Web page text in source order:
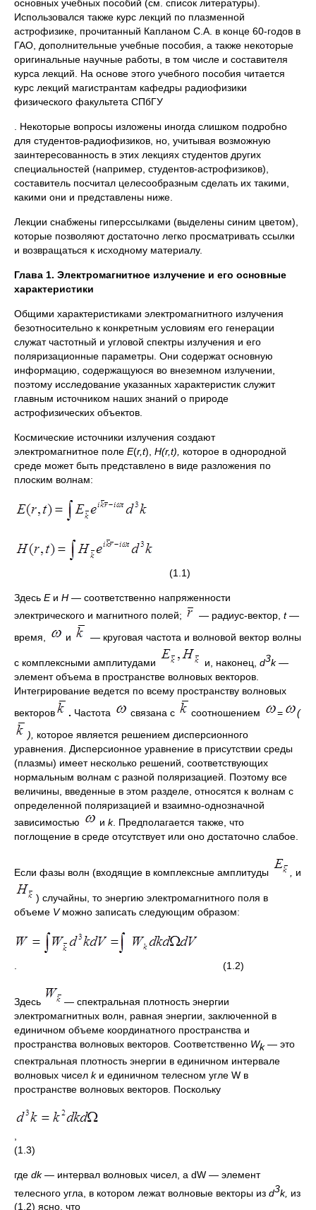
основных учебных пособий (см. список литературы).
Использовался также курс лекций по плазменной
астрофизике, прочитанный Капланом С.А. в конце 60-годов в
ГАО, дополнительные учебные пособия, а также некоторые
оригинальные научные работы, в том числе и составителя
курса лекций. На основе этого учебного пособия читается
курс лекций магистрантам кафедры радиофизики
физического факультета СПбГУ
. Некоторые вопросы изложены иногда слишком подробно
для студентов-радиофизиков, но, учитывая возможную
заинтересованность в этих лекциях студентов других
специальностей (например, студентов-астрофизиков),
составитель посчитал целесообразным сделать их такими,
какими они и представлены ниже.
Лекции снабжены гиперссылками (выделены синим цветом),
которые позволяют достаточно легко просматривать ссылки
и возвращаться к исходному материалу.
Глава 1. Электромагнитное излучение и его основные
характеристики
Общими характеристиками электромагнитного излучения
безотносительно к конкретным условиям его генерации
служат частотный и угловой спектры излучения и его
поляризационные параметры. Они содержат основную
информацию, содержащуюся во внеземном излучении,
поэтому исследование указанных характеристик служит
главным источником наших знаний о природе
астрофизических объектов.
Космические источники излучения создают
электромагнитное поле E(r,t), H(r,t),
которое в однородной
среде может быть представлено в виде разложения по
плоским волнам:
(1.1)
Здесь Еи Н — соответственно напряженности
электрического и магнитного полей;
— радиус-вектор, t—
время,
и — круговая частота и волновой вектор волны
с комплексными амплитудами и, наконец, d3k—
элемент объема в пространстве волновых векторов.
Интегрирование ведется по всему пространству волновых
векторов
. Частота связана с соотношением =
(
),
которое является решением дисперсионного
уравнения. Дисперсионное уравнение в присутствии среды
(плазмы) имеет несколько решений, соответствующих
нормальным волнам с разной поляризацией. Поэтому все
величины, введенные в этом разделе, относятся к волнам с
определенной поляризацией и взаимно-однозначной
зависимостью
и k. Предполагается также, что
поглощение в среде отсутствует или оно достаточно слабое.
Если фазы волн (входящие в комплексные амплитуды и
) случайны, то энергию электромагнитного поля в
объеме Vможно записать следующим образом:
. (1.2)
Здесь — спектральная плотность энергии
электромагнитных волн, равная энергии, заключенной в
единичном объеме координатного пространства и
пространства волновых векторов. Соответственно Wk— это
спектральная плотность энергии в единичном интервале
волновых чисел kи единичном телесном угле W в
пространстве волновых векторов. Поскольку
(1.3)
где dk— интервал волновых чисел, a dW — элемент
телесного угла, в котором лежат волновые векторы из d3k, из
(1.2) ясно, что